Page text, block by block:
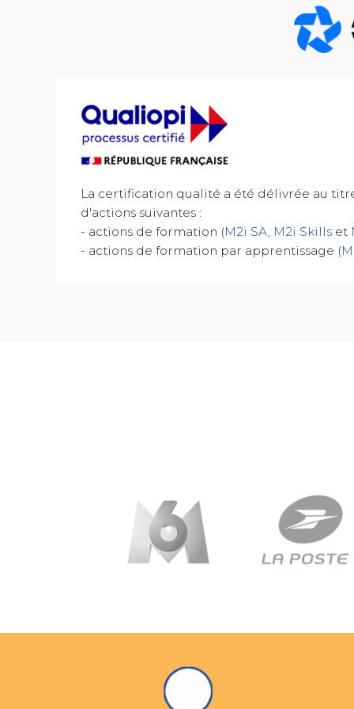
La certification qualité a été délivrée au
d'actions suivantes :
- actions de formation (M2i SA, M2i Skillset
- actions de formation par apprentissage (